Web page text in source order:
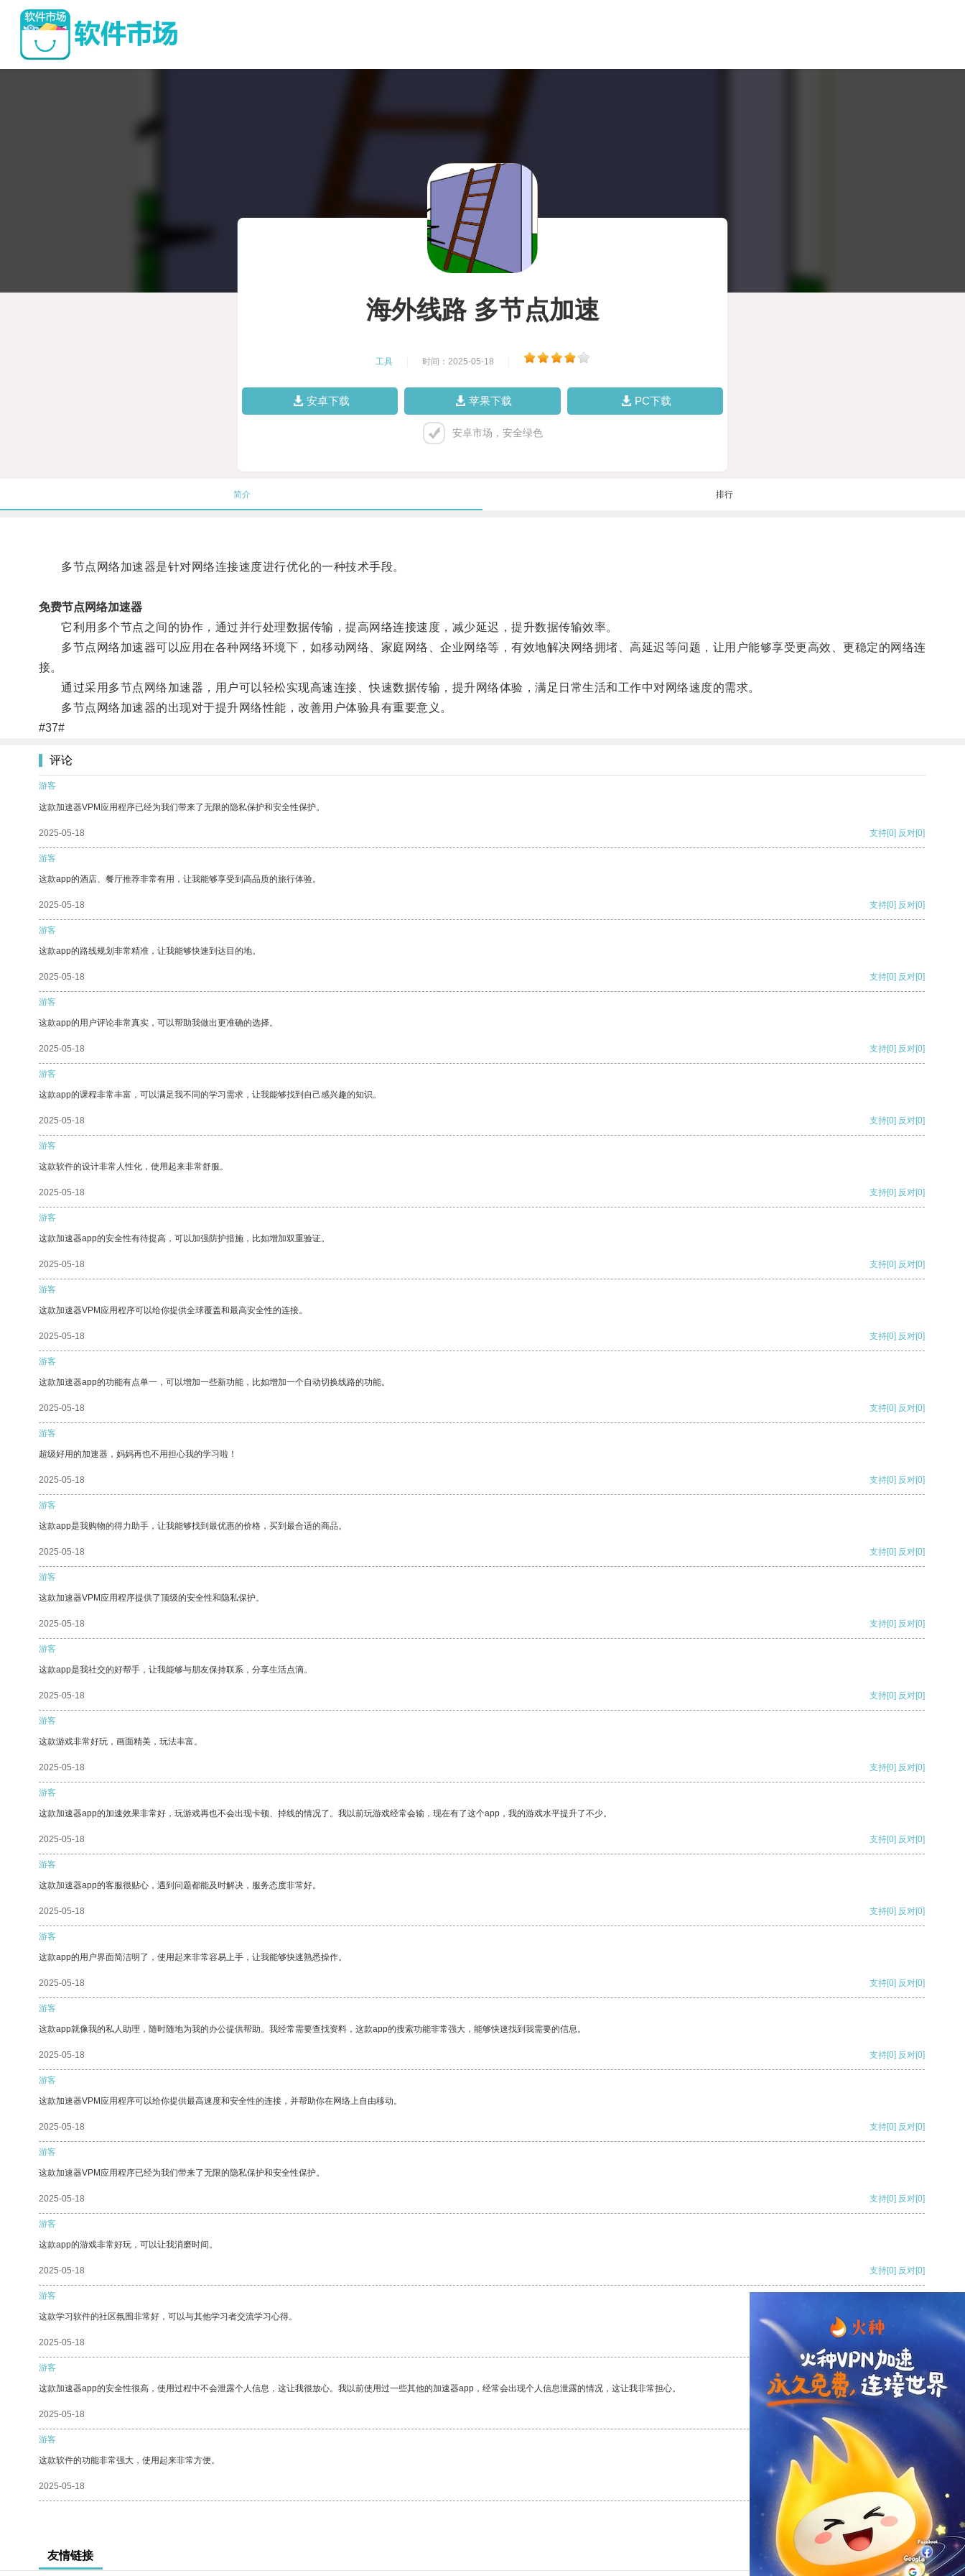
海外线路 多节点加速
工具 时间：2025-05-18
安卓下载 苹果下载 PC下载
安卓市场，安全绿色
简介 排行
多节点网络加速器是针对网络连接速度进行优化的一种技术手段。
免费节点网络加速器
它利用多个节点之间的协作，通过并行处理数据传输，提高网络连接速度，减少延迟，提升数据传输效率。
多节点网络加速器可以应用在各种网络环境下，如移动网络、家庭网络、企业网络等，有效地解决网络拥堵、高延迟等问题，让用户能够享受更高效、更稳定的网络连
接。
通过采用多节点网络加速器，用户可以轻松实现高速连接、快速数据传输，提升网络体验，满足日常生活和工作中对网络速度的需求。
多节点网络加速器的出现对于提升网络性能，改善用户体验具有重要意义。
#37#
评论
游客
这款加速器VPM应用程序已经为我们带来了无限的隐私保护和安全性保护。
2025-05-18 支持[0] 反对[0]
游客
这款app的酒店、餐厅推荐非常有用，让我能够享受到高品质的旅行体验。
2025-05-18 支持[0] 反对[0]
游客
这款app的路线规划非常精准，让我能够快速到达目的地。
2025-05-18 支持[0] 反对[0]
游客
这款app的用户评论非常真实，可以帮助我做出更准确的选择。
2025-05-18 支持[0] 反对[0]
游客
这款app的课程非常丰富，可以满足我不同的学习需求，让我能够找到自己感兴趣的知识。
2025-05-18 支持[0] 反对[0]
游客
这款软件的设计非常人性化，使用起来非常舒服。
2025-05-18 支持[0] 反对[0]
游客
这款加速器app的安全性有待提高，可以加强防护措施，比如增加双重验证。
2025-05-18 支持[0] 反对[0]
游客
这款加速器VPM应用程序可以给你提供全球覆盖和最高安全性的连接。
2025-05-18 支持[0] 反对[0]
游客
这款加速器app的功能有点单一，可以增加一些新功能，比如增加一个自动切换线路的功能。
2025-05-18 支持[0] 反对[0]
游客
超级好用的加速器，妈妈再也不用担心我的学习啦！
2025-05-18 支持[0] 反对[0]
游客
这款app是我购物的得力助手，让我能够找到最优惠的价格，买到最合适的商品。
2025-05-18 支持[0] 反对[0]
游客
这款加速器VPM应用程序提供了顶级的安全性和隐私保护。
2025-05-18 支持[0] 反对[0]
游客
这款app是我社交的好帮手，让我能够与朋友保持联系，分享生活点滴。
2025-05-18 支持[0] 反对[0]
游客
这款游戏非常好玩，画面精美，玩法丰富。
2025-05-18 支持[0] 反对[0]
游客
这款加速器app的加速效果非常好，玩游戏再也不会出现卡顿、掉线的情况了。我以前玩游戏经常会输，现在有了这个app，我的游戏水平提升了不少。
2025-05-18 支持[0] 反对[0]
游客
这款加速器app的客服很贴心，遇到问题都能及时解决，服务态度非常好。
2025-05-18 支持[0] 反对[0]
游客
这款app的用户界面简洁明了，使用起来非常容易上手，让我能够快速熟悉操作。
2025-05-18 支持[0] 反对[0]
游客
这款app就像我的私人助理，随时随地为我的办公提供帮助。我经常需要查找资料，这款app的搜索功能非常强大，能够快速找到我需要的信息。
2025-05-18 支持[0] 反对[0]
游客
这款加速器VPM应用程序可以给你提供最高速度和安全性的连接，并帮助你在网络上自由移动。
2025-05-18 支持[0] 反对[0]
游客
这款加速器VPM应用程序已经为我们带来了无限的隐私保护和安全性保护。
2025-05-18 支持[0] 反对[0]
游客
这款app的游戏非常好玩，可以让我消磨时间。
2025-05-18 支持[0] 反对[0]
游客
这款学习软件的社区氛围非常好，可以与其他学习者交流学习心得。
2025-05-18
游客
这款加速器app的安全性很高，使用过程中不会泄露个人信息，这让我很放心。我以前使用过一些其他的加速器app，经常会出现个人信息泄露的情况，这让我非常担心。
2025-05-18 反对
游客
这款软件的功能非常强大，使用起来非常方便。
2025-05-18 反对[0]
友情链接